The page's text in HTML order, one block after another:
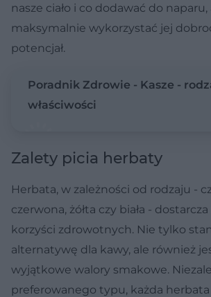
nasze ciało i co dodawać do naparu,
maksymalnie wykorzystać jej
potencjał.
Poradnik Zdrowie - Kasze -
właściwości
Zalety picia herbaty
Herbata, w zależności od rodzaju -
czerwona, żółta czy biała -
korzyści zdrowotnych. Nie tylko
alternatywę dla kawy, ale również
wyjątkowe walory smakowe.
preferowanego typu, każda herbata